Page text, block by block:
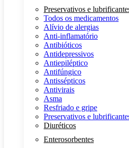
Preservativos e
Todos os medicamentos
Alívio de alergias
Anti-inflamatório
Antibióticos
Antidepressivos
Antiepiléptico
Antifúngico
Antissépticos
Antivirais
Asma
Resfriado e gripe
Preservativos e
Diuréticos
Enterosorbentes